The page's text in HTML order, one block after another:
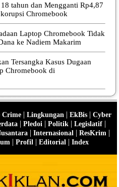
tahun dan Mengganti Rp4,87
Chromebook
Laptop Chromebook Tidak
ke Nadiem Makarim
Tersangka Kasus Dugaan
Chromebook di
Crime| Lingkungan | EkBis| Cyber
| Pledoi | Politik | Legislatif |
| Internasional | ResKrim |
| Profil | Editorial | Index